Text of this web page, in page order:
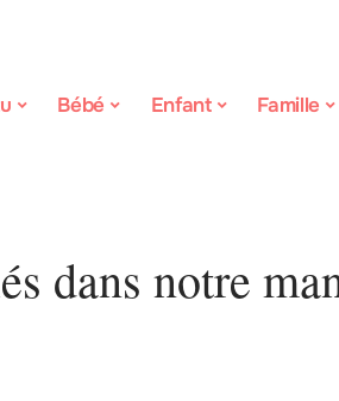
Bébé Enfant Famille
dans notre